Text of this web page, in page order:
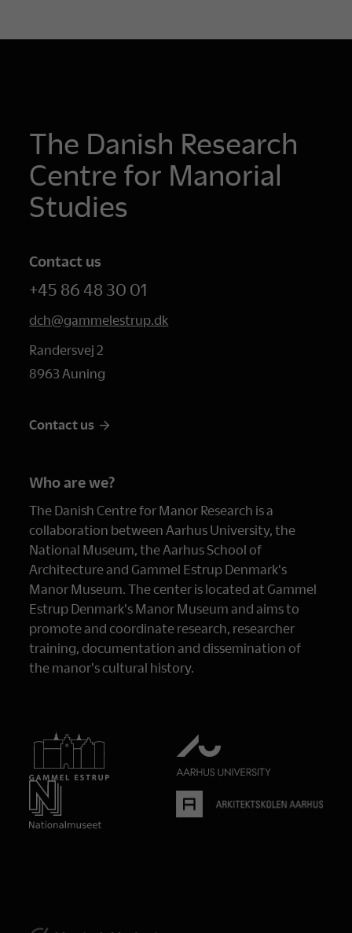
The Danish Research
Centre for Manorial
Studies
Contact us
+45 86 48 30 01
dch@gammelestrup.dk
Randersvej 2
8963 Auning
Contact us
Who are we?
The Danish Centre for Manor Research is a
collaboration between Aarhus University, the
National Museum, the Aarhus School of
Architecture and Gammel Estrup Denmark's
Manor Museum. The center is located at Gammel
Estrup Denmark's Manor Museum and aims to
promote and coordinate research, researcher
training, documentation and dissemination of
the manor's cultural history.